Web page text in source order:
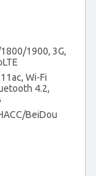
1900, 3G,
Wi-Fi
4.2,
BeiDou